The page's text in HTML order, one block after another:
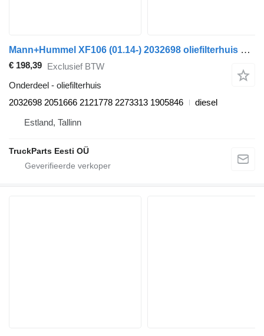
Mann+Hummel XF106 (01.14-) 2032698 oliefilterhuis voor DAF XF106 (2014-) trekker
€ 198,39 Exclusief BTW
Onderdeel - oliefilterhuis
2032698 2051666 2121778 2273313 1905846
diesel
Estland, Tallinn
TruckParts Eesti OÜ